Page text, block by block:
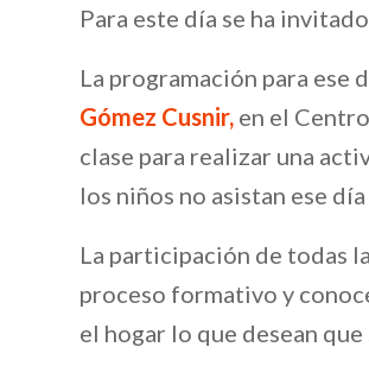
Para este día se ha
La programación para ese
Gómez Cusnir, en el
clase para realizar una
los niños no asistan ese
La participación de todas
proceso formativo y
el hogar lo que desean que